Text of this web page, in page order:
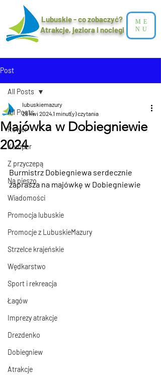
Lubuskie - co zobaczyć?
Atrakcje, jeziora i noclegi​
ME
NU
Post
All Posts
Rower
Kamper
Z przyczepą
Na pieszo
Wiadomości
Promocja lubuskie
Promocje z LubuskieMazury
Strzelce krajeńskie
Wędkarstwo
Sport i rekreacja
Łagów
Imprezy atrakcje
Drezdenko
Dobiegniew
Atrakcje
All Posts
Majówka w Dobiegniewie
2024
lubuskiemazury
26 kwi 20241 minut(y) czytania
Burmistrz Dobiegniewa serdecznie
zaprasza na majówkę w Dobiegniewie